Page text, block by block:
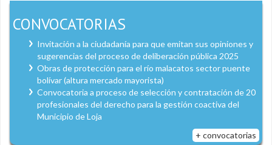
CONVOCATORIAS
Invitación a la ciudadanía para que emitan sus opiniones y
sugerencias del proceso de deliberación pública 2025
Obras de protección para el río malacatos sector puente
bolívar (altura mercado mayorista)
Convocatoria a proceso de selección y contratación de 20
profesionales del derecho para la gestión coactiva del
Municipio de Loja
+ convocatorias